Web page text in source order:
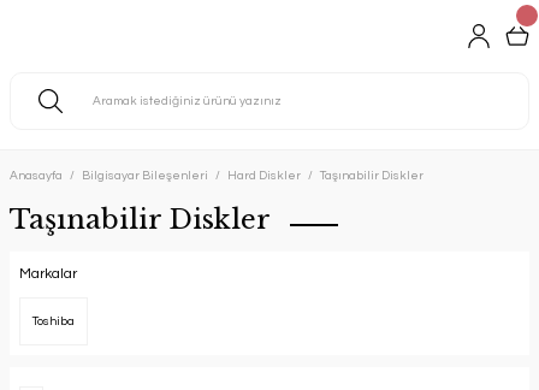
Anasayfa Bilgisayar Bileşenleri Hard Diskler Taşınabilir Diskler
Taşınabilir Diskler
Markalar
Toshiba